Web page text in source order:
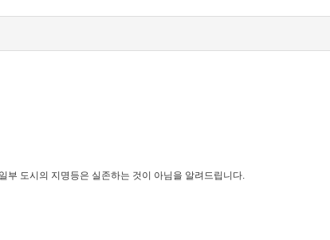
부 도시의 지명등은 실존하는 것이 아님을 알려드립니다.